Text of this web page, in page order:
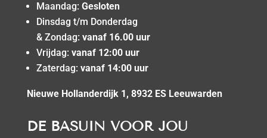
Maandag: Gesloten
Dinsdag t/m Donderdag
& Zondag: vanaf 16.00 uur
Vrijdag: vanaf 12:00 uur
Zaterdag: vanaf 14:00 uur
Nieuwe Hollanderdijk 1, 8932 ES Leeuwarden
DE BASUIN VOOR JOU